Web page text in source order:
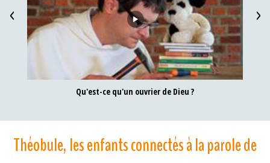
Qu'est-ce qu'un ouvrier de Dieu ?
< >
Théobule, les enfants connectés à la parole de